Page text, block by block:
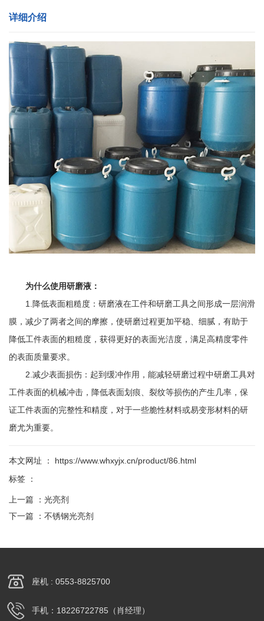
详细介绍
为什么使用研磨液：
1.降低表面粗糙度：研磨液在工件和研磨工具之间形成一层润滑
膜，减少了两者之间的摩擦，使研磨过程更加平稳、细腻，有助于
降低工件表面的粗糙度，获得更好的表面光洁度，满足高精度零件
的表面质量要求。
2.减少表面损伤：起到缓冲作用，能减轻研磨过程中研磨工具对
工件表面的机械冲击，降低表面划痕、裂纹等损伤的产生几率，保
证工件表面的完整性和精度，对于一些脆性材料或易变形材料的研
磨尤为重要。
本文网址 ： https://www.whxyjx.cn/product/86.html
标签 ：
上一篇 ： 光亮剂
下一篇 ： 不锈钢光亮剂
相关产品
座机 : 0553-8825700
手机：18226722785（肖经理）